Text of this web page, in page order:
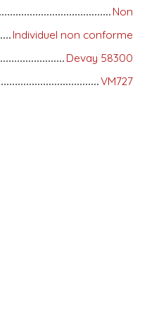
Non
Individuel non conforme
Devay 58300
VM727